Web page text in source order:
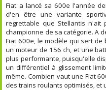
Fiat a lancé sa 600e l'année
d'en être une variante
regrettable que Stellantis
championne de sa catégorie. A
Fiat 600e, le modèle qui sert
un moteur de 156 ch, et une
plus performante, puisqu'elle
un différentiel à glissement
même. Combien vaut une Fiat
des trains roulants optimisés, et